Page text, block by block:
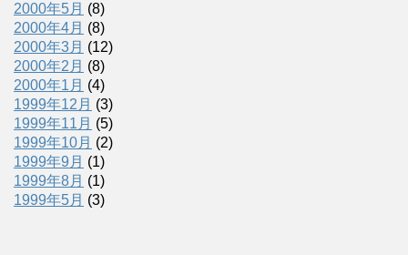
2000年5月 (8)
2000年4月 (8)
2000年3月 (12)
2000年2月 (8)
2000年1月 (4)
1999年12月 (3)
1999年11月 (5)
1999年10月 (2)
1999年9月 (1)
1999年8月 (1)
1999年5月 (3)